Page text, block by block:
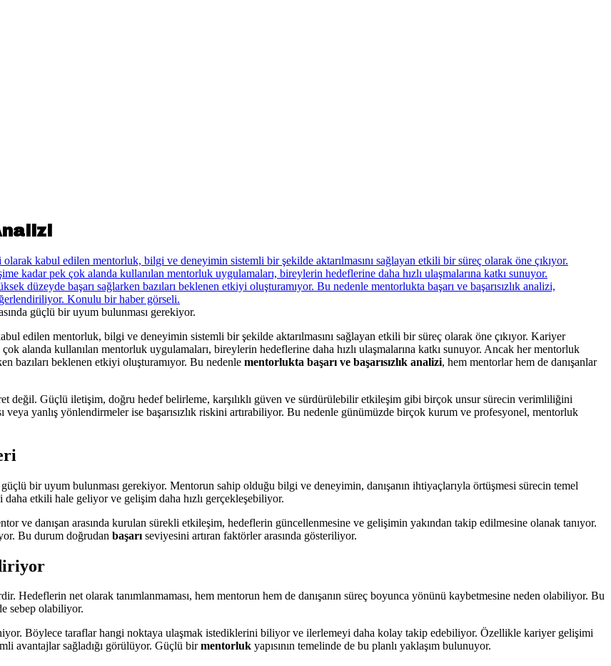
güçlü bir uyum bulunması gerekiyor.
edilen mentorluk, bilgi ve deneyimin sistemli bir şekilde aktarılmasını sağlayan etkili bir süreç olarak öne çıkıyor. Kariyer
alanda kullanılan mentorluk uygulamaları, bireylerin hedeflerine daha hızlı ulaşmalarına katkı sunuyor. Ancak her mentorluk
bazıları beklenen etkiyi oluşturamıyor. Bu nedenle mentorlukta başarı ve başarısızlık analizi, hem mentorlar hem de danışanlar
değil. Güçlü iletişim, doğru hedef belirleme, karşılıklı güven ve sürdürülebilir etkileşim gibi birçok unsur sürecin verimliliğini
yanlış yönlendirmeler ise başarısızlık riskini artırabiliyor. Bu nedenle günümüzde birçok kurum ve profesyonel, mentorluk
bir uyum bulunması gerekiyor. Mentorun sahip olduğu bilgi ve deneyimin, danışanın ihtiyaçlarıyla örtüşmesi sürecin temel
etkili hale geliyor ve gelişim daha hızlı gerçekleşebiliyor.
ve danışan arasında kurulan sürekli etkileşim, hedeflerin güncellenmesine ve gelişimin yakından takip edilmesine olanak tanıyor.
Bu durum doğrudan başarı seviyesini artıran faktörler arasında gösteriliyor.
Hedeflerin net olarak tanımlanmaması, hem mentorun hem de danışanın süreç boyunca yönünü kaybetmesine neden olabiliyor. Bu
sebep olabiliyor.
Böylece taraflar hangi noktaya ulaşmak istediklerini biliyor ve ilerlemeyi daha kolay takip edebiliyor. Özellikle kariyer gelişimi
avantajlar sağladığı görülüyor. Güçlü birmentorluk yapısının temelinde de bu planlı yaklaşım bulunuyor.